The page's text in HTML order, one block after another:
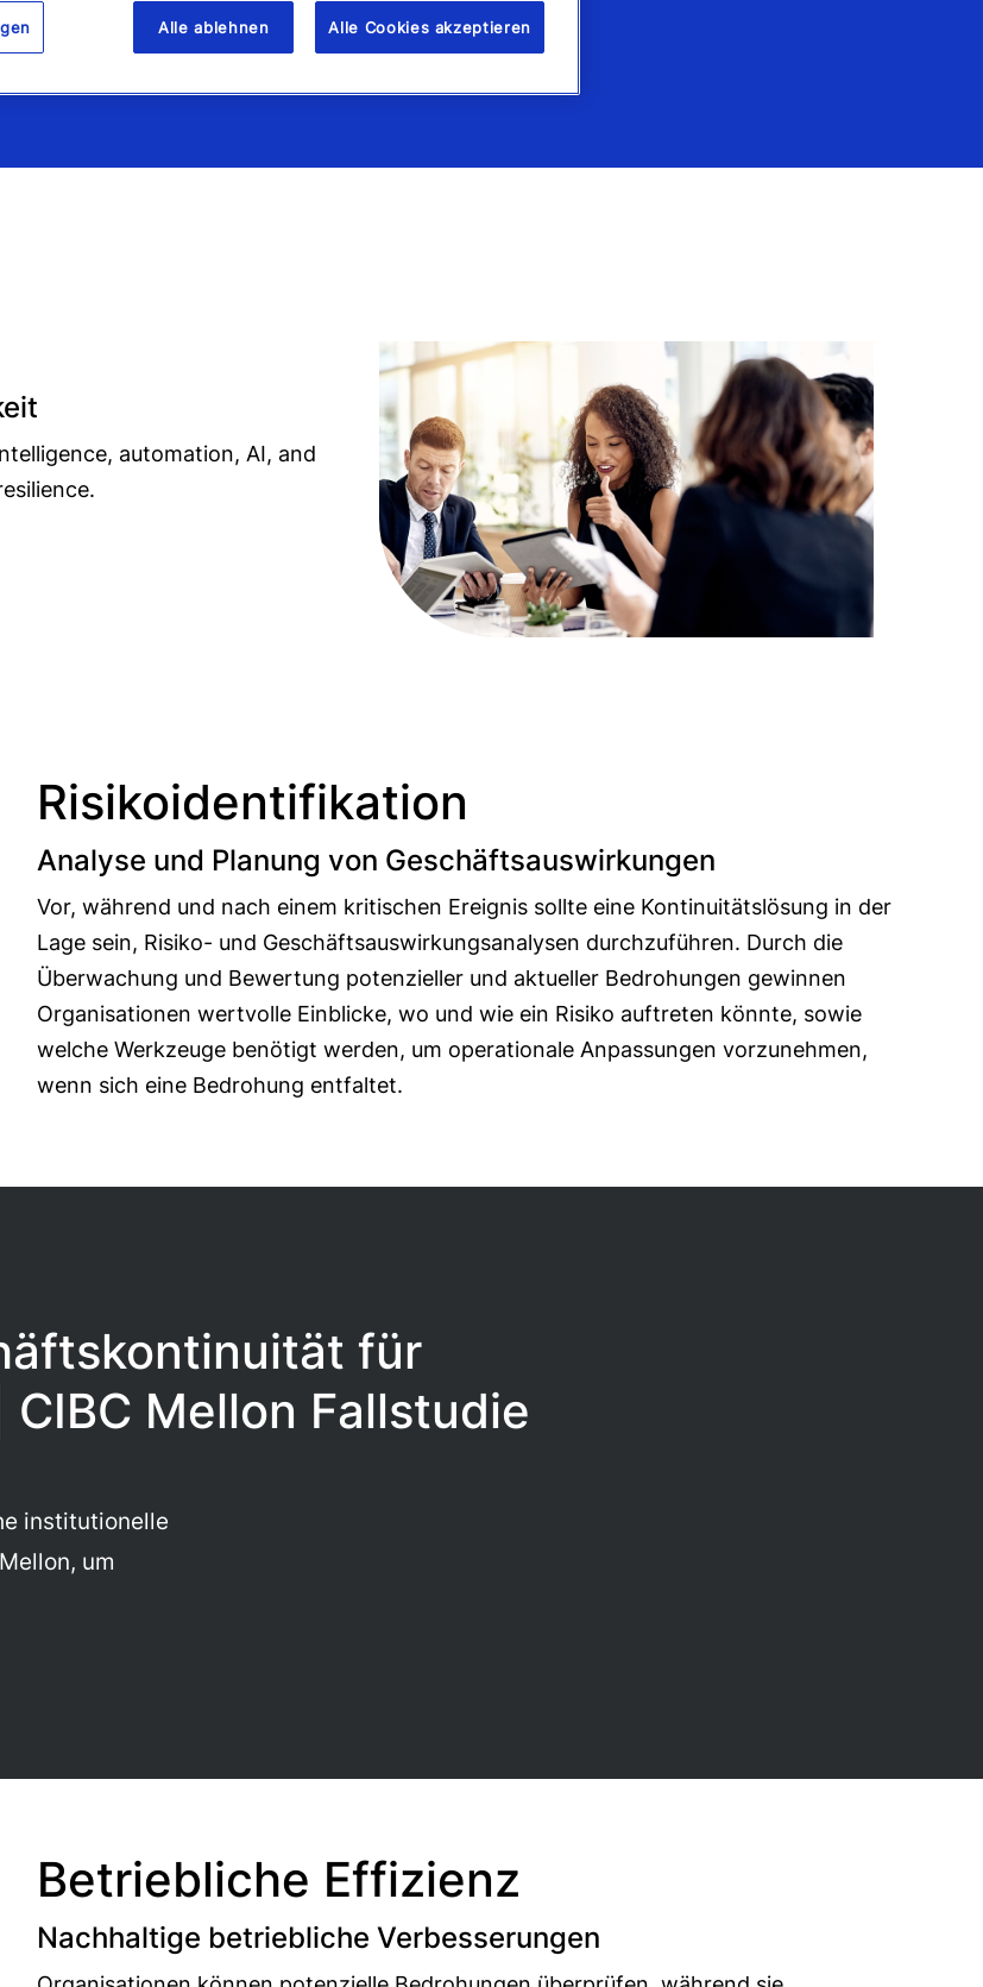
und Kontinuitätsplanung
automation, AI, and
Risikoidentifikation
Analyse und Planung von Geschäftsauswirkungen
Vor, während und nach einem kritischen Ereignis sollte eine Kontinuitätslösung in der
Lage sein, Risiko- und Geschäftsauswirkungsanalysen durchzuführen. Durch die
Überwachung und Bewertung potenzieller und aktueller Bedrohungen gewinnen
Organisationen wertvolle Einblicke, wo und wie ein Risiko auftreten könnte, sowie
welche Werkzeuge benötigt werden, um operationale Anpassungen vorzunehmen,
wenn sich eine Bedrohung entfaltet.
für
Mellon Fallstudie
institutionelle
um
Betriebliche Effizienz
Nachhaltige betriebliche Verbesserungen
Alle ablehnen Alle Cookies akzeptieren